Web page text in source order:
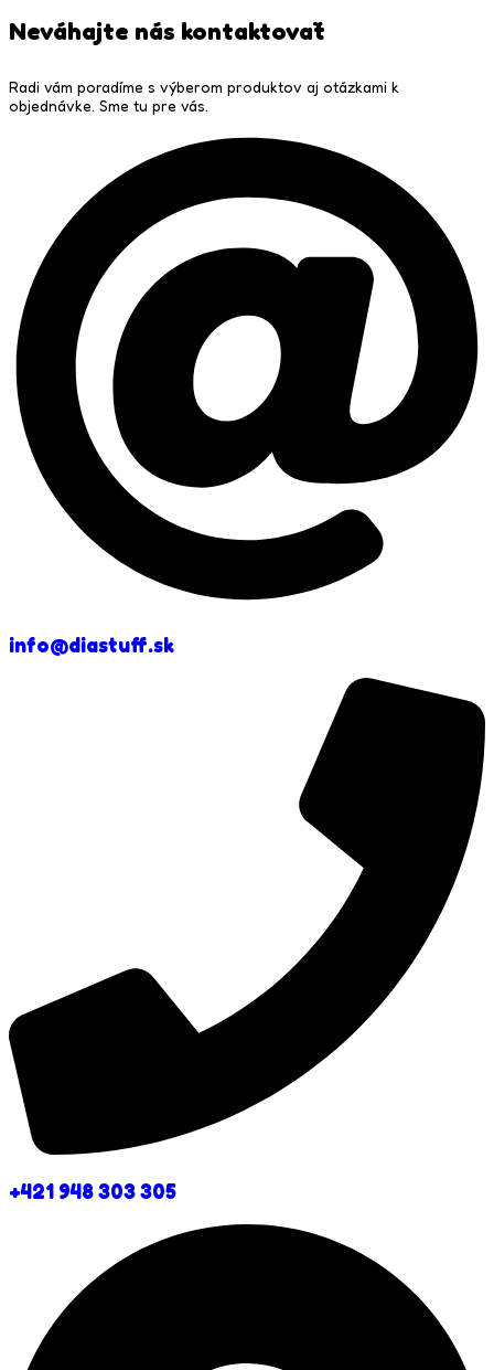
Neváhajte nás kontaktovať
Radi vám poradíme s výberom produktov aj otázkami k
objednávke. Sme tu pre vás.
info@diastuff.sk
+421 948 303 305